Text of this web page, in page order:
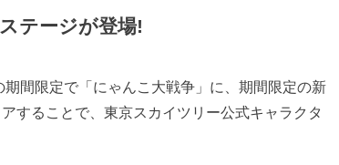
テージが登場!
間限定で「にゃんこ大戦争」に、期間限定の新
することで、東京スカイツリー公式キャラクタ